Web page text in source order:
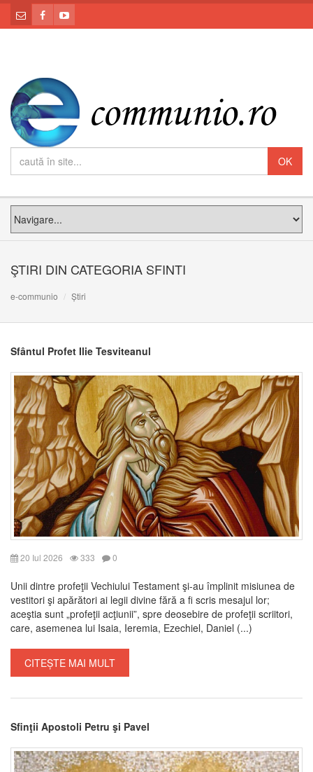
ŞTIRI DIN CATEGORIA SFINTI
e-communio Știri
Sfântul Profet Ilie Tesviteanul
20 Iul 2026 333 0
Unii dintre profeţii Vechiului Testament şi-au împlinit misiunea de
vestitori şi apărători ai legii divine fără a fi scris mesajul lor;
aceştia sunt „profeţii acţiunii”, spre deosebire de profeţii scriitori,
care, asemenea lui Isaia, Ieremia, Ezechiel, Daniel (...)
CITEȘTE MAI MULT
Sfinţii Apostoli Petru şi Pavel